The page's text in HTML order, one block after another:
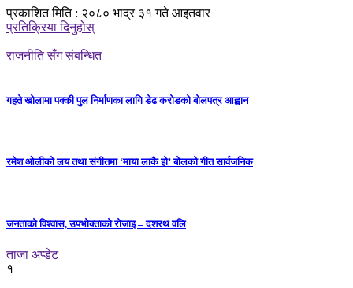
प्रकाशित मिति : २०८० भाद्र ३१ गते आइतवार
प्रतिक्रिया दिनुहोस्
राजनीति सँग संबन्धित
गहते खोलामा पक्की पुल निर्माणका लागि डेढ करोडको बोलपत्र आह्वान
रमेश ओलीको लय तथा संगीतमा ‘माया लाकै हो’ बोलको गीत सार्वजनिक
जनताको विश्वास, उपभोक्ताको रोजाइ – दशरथ वलि
ताजा अप्डेट
१